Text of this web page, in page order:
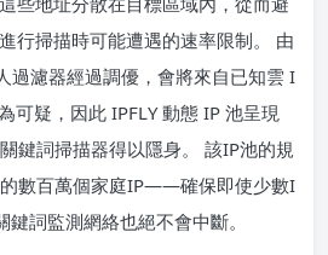
行掃描時可能遭遇的速率限制。 由
過濾器經過調優，會將來自已知雲 I
可疑，因此 IPFLY 動態 IP 池呈現
鍵詞掃描器得以隱身。 該IP池的規
數百萬個家庭IP——確保即使少數I
詞監測網絡也絕不會中斷。